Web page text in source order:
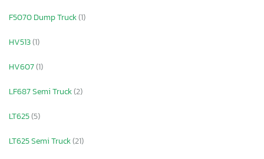
F5070 Dump Truck(1)
HV513(1)
HV607(1)
LF687 Semi Truck(2)
LT625(5)
LT625 Semi Truck(21)